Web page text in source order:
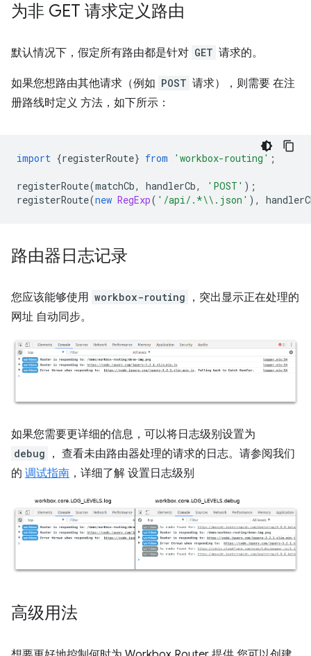
为非 GET 请求定义路由
默认情况下，假定所有路由都是针对 GET 请求的。
如果您想路由其他请求（例如 POST 请求），则需要 在注
册路线时定义 方法，如下所示：
import {registerRoute} from 'workbox-routing' ;
registerRoute(matchCb, handlerCb, 'POST' );
registerRoute(new RegExp( '/api/.*\\.json' ),
路由器日志记录
您应该能够使用 workbox-routing
，突出显示正在处理的
网址 自动同步。
如果您需要更详细的信息，可以将日志级别设置为
debug
， 查看未由路由器处理的请求的日志。请参阅我们
的 调试指南 ，详细了解 设置日志级别
高级用法